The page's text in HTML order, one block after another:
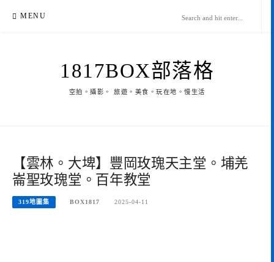
MENU
1817BOX部落格
空拍。攝影。 旅遊。美食。玩在地。慢生活
【雲林。大埤】豐岡玫瑰天主堂。埔羌
崙聖玫瑰堂。百年教堂
319地圖集 BOX1817 2025-04-11